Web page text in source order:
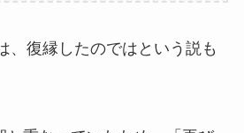
、復縁したのではという説も